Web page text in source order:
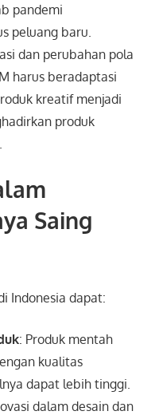
pandemi
peluang baru.
dan perubahan pola
harus beradaptasi
kreatif menjadi
produk
Saing
Indonesia dapat:
: Produk mentah
kualitas
dapat lebih tinggi.
dalam desain dan